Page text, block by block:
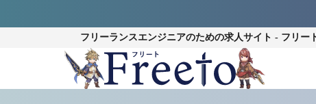
フリーランスエンジニアのための求人サイト - フリー